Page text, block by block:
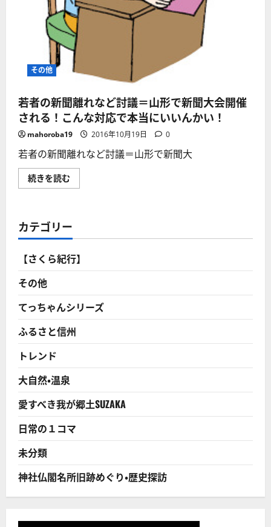
その他
若者の新聞離れなど討議＝山形で新聞大会開催
される！こんな対応で本当にいいんかい！
mahoroba19 2016年10月19日 0
若者の新聞離れなど討議＝山形で新聞大
続きを読む
者
れ
な
討
議
＝
で
新
聞
大
会
開
催
こ
ん
な
対
応
で
本
当
い
ん
か
に
カテゴリー
【さくら紀行】
その他
てっちゃんシリーズ
ふるさと信州
トレンド
大自然・温泉
愛すべき我が郷土SUZAKA
日常の１コマ
未分類
神社仏閣名所旧跡めぐり・歴史探訪